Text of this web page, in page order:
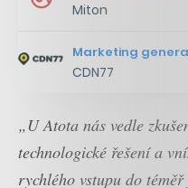
Miton
Marketing
CDN77
„U Atota nás vedle
technologické řešení a
rychlého vstupu do